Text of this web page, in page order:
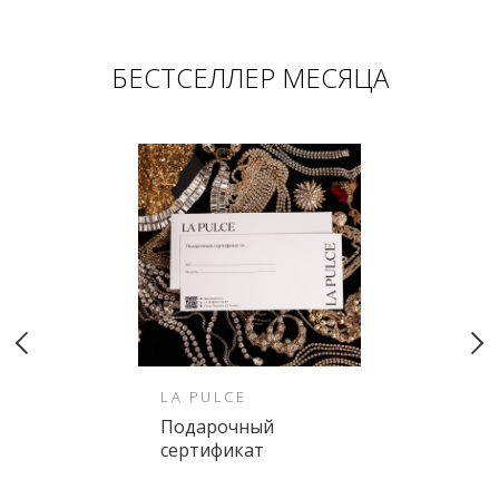
БЕСТСЕЛЛЕР МЕСЯЦА
LA PULCE
Подарочный
сертификат